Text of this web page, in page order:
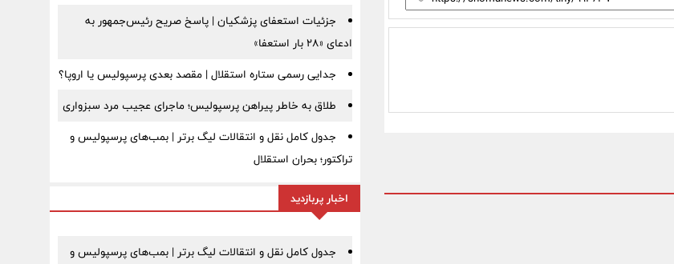
جزئیات استعفای پزشکیان | پاسخ صریح رئیس‌جمهور به
ادعای «۲۸ بار استعفا»
جدایی رسمی ستاره استقلال | مقصد بعدی پرسپولیس یا اروپا؟
طلاق به خاطر پیراهن پرسپولیس؛ ماجرای عجیب مرد سبزواری
جدول کامل نقل و انتقالات لیگ برتر | بمب‌های پرسپولیس و
تراکتور؛ بحران استقلال
اخبار پربازدید
جدول کامل نقل و انتقالات لیگ برتر | بمب‌های پرسپولیس و